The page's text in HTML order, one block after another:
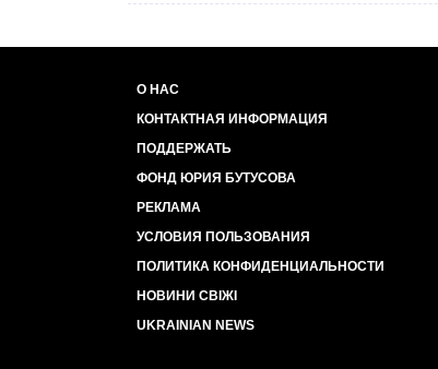
О НАС
КОНТАКТНАЯ ИНФОРМАЦИЯ
ПОДДЕРЖАТЬ
ФОНД ЮРИЯ БУТУСОВА
РЕКЛАМА
УСЛОВИЯ ПОЛЬЗОВАНИЯ
ПОЛИТИКА КОНФИДЕНЦИАЛЬНОСТИ
НОВИНИ СВІЖІ
UKRAINIAN NEWS